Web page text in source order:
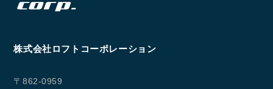
株式会社ロフトコーポレーション
〒862-0959